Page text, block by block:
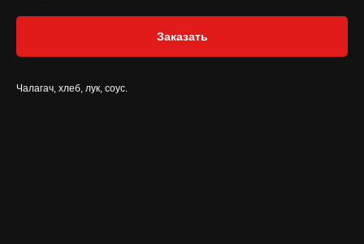
Заказать
Чалагач, хлеб, лук, соус.